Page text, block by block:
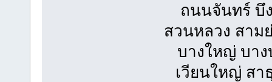
ถนนจันทร์ บึ
สวนหลวง สาม
บางใหญ่ บา
เวียนใหญ่ ส